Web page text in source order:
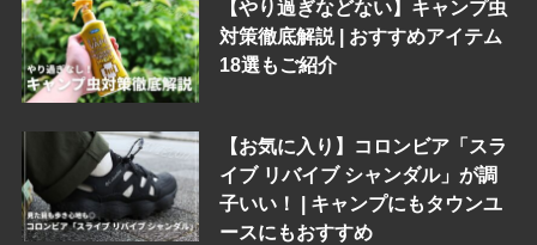
【やり過ぎなどない】キャンプ虫
対策徹底解説 | おすすめアイテム
18選もご紹介
【お気に入り】コロンビア「スラ
イブ リバイブ シャンダル」が調
子いい！ | キャンプにもタウンユ
ースにもおすすめ